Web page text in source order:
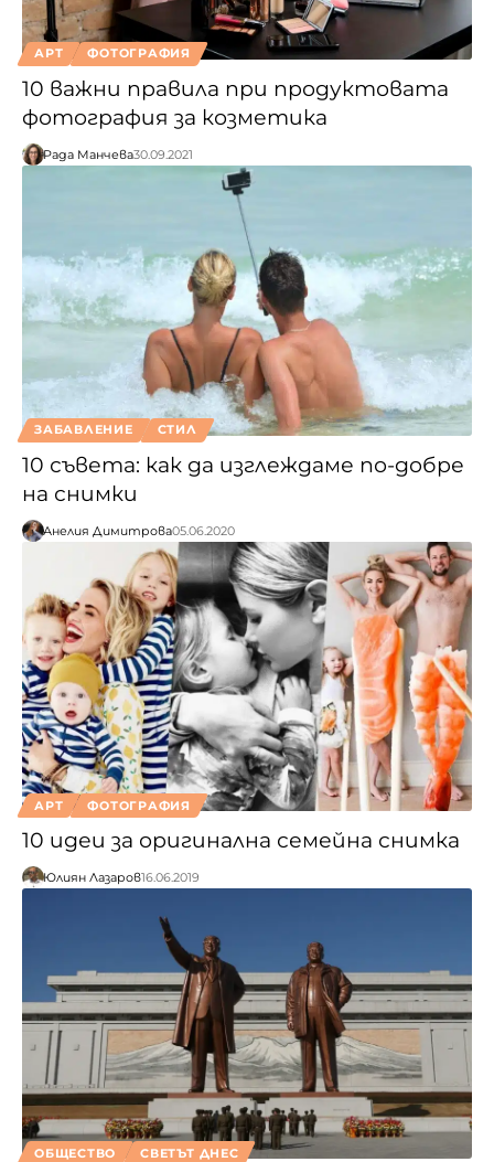
АРТ ФОТОГРАФИЯ
10 важни правила при продуктовата
фотография за козметика
Рада Манчева30.09.2021
ЗАБАВЛЕНИЕ СТИЛ
10 съвета: как да изглеждаме по-добре
на снимки
Анелия Димитрова05.06.2020
АРТ ФОТОГРАФИЯ
10 идеи за оригинална семейна снимка
Юлиян Лазаров16.06.2019
ОБЩЕСТВО СВЕТЪТ ДНЕС